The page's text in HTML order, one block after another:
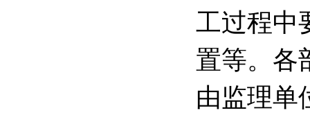
工过程中
置等。各
由监理单